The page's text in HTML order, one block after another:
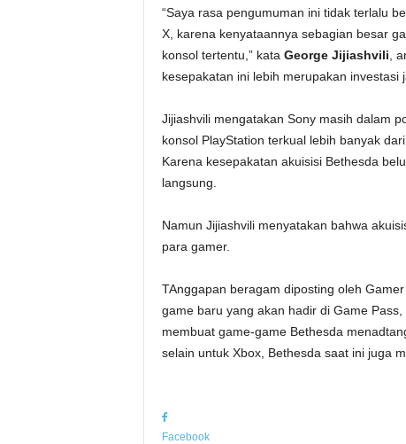
“Saya rasa pengumuman ini tidak terlalu
X, karena kenyataannya sebagian besar
konsol tertentu,” kata George Jijiashvili ,
kesepakatan ini lebih merupakan investasi
Jijiashvili mengatakan Sony masih dalam
konsol PlayStation terkual lebih banyak
Karena kesepakatan akuisisi Bethesda
langsung.
Namun Jijiashvili menyatakan bahwa
para gamer.
TAnggapan beragam diposting oleh
game baru yang akan hadir di Game
membuat game-game Bethesda
selain untuk Xbox, Bethesda saat ini juga
Facebook